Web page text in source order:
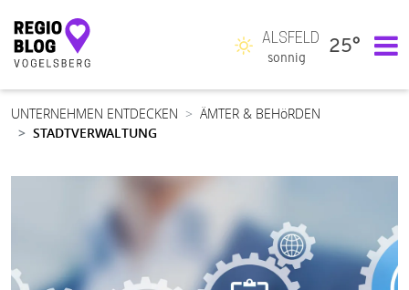
Hauptnavigation
ALSFELD
sonnig
25°
UNTERNEHMEN ENTDECKEN
ÄMTER & BEHöRDEN
STADTVERWALTUNG